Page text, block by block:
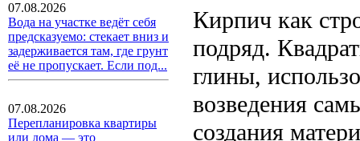
07.08.2026
Вода на участке ведёт себя
предсказуемо: стекает вниз и
задерживается там, где грунт
её не пропускает. Если под...
07.08.2026
Перепланировка квартиры
или дома — это
Кирпич как
подряд.
глины,
возведения
создания